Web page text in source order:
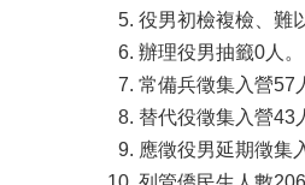
役男初檢複檢、難
辦理役男抽籤0人。
常備兵徵集入營57
替代役徵集入營43
應徵役男延期徵集